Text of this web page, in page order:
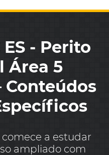
- Perito
Área 5
Conteúdos
a estudar
ampliado com